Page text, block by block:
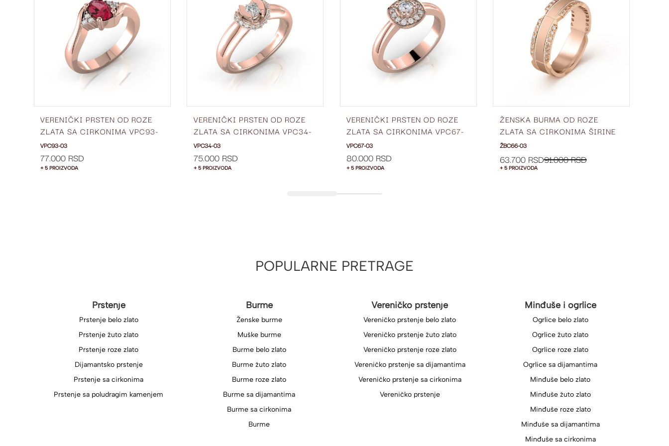
VERENIČKI PRSTEN OD ROZE
ZLATA SA CIRKONIMA VPC93-
03
VPC93-03
77.000 RSD
+ 5 PROIZVODA
VERENIČKI PRSTEN OD ROZE
ZLATA SA CIRKONIMA VPC34-
03
VPC34-03
75.000 RSD
+ 5 PROIZVODA
VERENIČKI PRSTEN OD ROZE
ZLATA SA CIRKONIMA VPC67-
03
VPC67-03
80.000 RSD
+ 5 PROIZVODA
ŽENSKA BURMA OD ROZE
ZLATA SA CIRKONIMA ŠIRINE
6 MM ŽBC66-03
ŽBC66-03
63.700 RSD91.000 RSD
+ 5 PROIZVODA
POPULARNE PRETRAGE
Prstenje
Prstenje belo zlato
Prstenje žuto zlato
Prstenje roze zlato
Dijamantsko prstenje
Prstenje sa cirkonima
Prstenje sa poludragim kamenjem
Burme
Ženske burme
Muške burme
Burme belo zlato
Burme žuto zlato
Burme roze zlato
Burme sa dijamantima
Burme sa cirkonima
Burme
Vereničko prstenje
Vereničko prstenje belo zlato
Vereničko prstenje žuto zlato
Vereničko prstenje roze zlato
Vereničko prstenje sa dijamantima
Vereničko prstenje sa cirkonima
Vereničko prstenje
Minđuše i ogrlice
Ogrlice belo zlato
Ogrlice žuto zlato
Ogrlice roze zlato
Ogrlice sa dijamantima
Minđuše belo zlato
Minđuše žuto zlato
Minđuše roze zlato
Minđuše sa dijamantima
Minđuše sa cirkonima